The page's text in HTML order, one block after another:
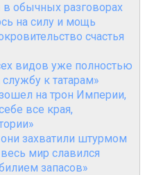
обычных разговорах
на силу и мощь
счастья
видов уже полностью
к татарам»
на трон Империи,
все края,
захватили штурмом
мир славился
запасов»